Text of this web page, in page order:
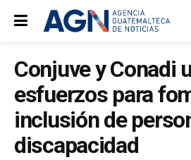
Conjuve y Conadi
esfuerzos para
inclusión de
discapacidad